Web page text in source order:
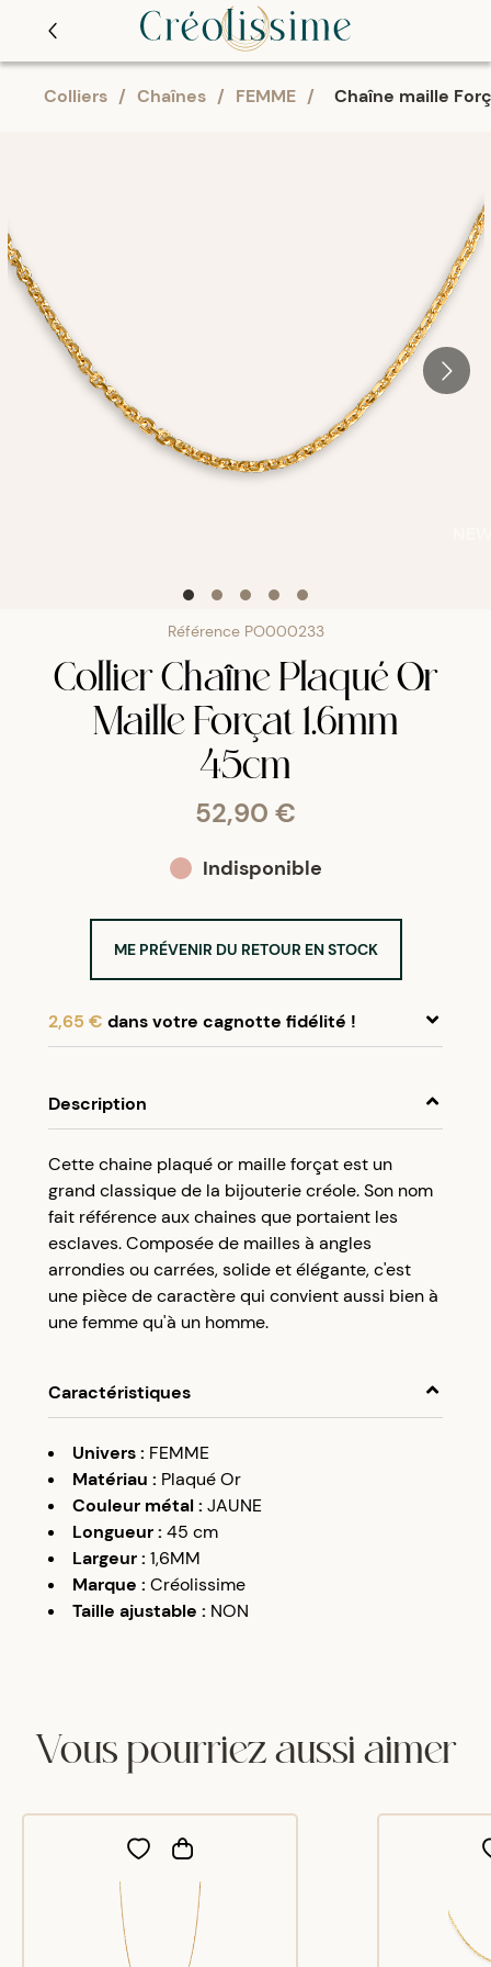
Colliers / Chaînes / FEMME / Chaîne maille
Référence PO000233
Collier Chaîne Plaqué Or
Maille Forçat 1.6mm
45cm
52,90 €
Indisponible
ME PRÉVENIR DU RETOUR EN STOCK
2,65 € dans votre cagnotte fidélité !
compte client et cumulez 5% de vos achats dans
votre cagnotte fidélité sans minimum d’achat.
Utilisez votre cagnotte de fidélité dès votre
prochaine commande à partir de 50€ d’achats.
Description
Cette chaine plaqué or maille forçat est un
grand classique de la bijouterie créole. Son nom
fait référence aux chaines que portaient les
esclaves. Composée de mailles à angles
arrondies ou carrées, solide et élégante, c'est
une pièce de caractère qui convient aussi bien à
une femme qu'à un homme.
Caractéristiques
Univers: FEMME
Matériau : Plaqué Or
Couleur métal: JAUNE
Longueur: 45 cm
Largeur: 1,6MM
Marque : Créolissime
Taille ajustable : NON
Vous pourriez aussi aimer